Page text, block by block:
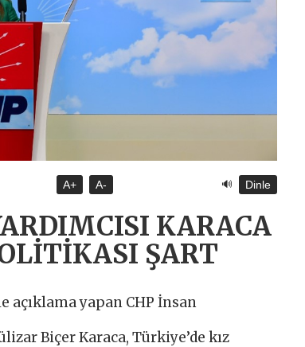
A+ A- 🔊 Dinle
KARACA
ŞART
açıklama yapan CHP İnsan
Biçer Karaca, Türkiye’de kız